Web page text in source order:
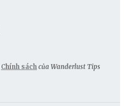
Chính sáchcủa Wanderlust Tips